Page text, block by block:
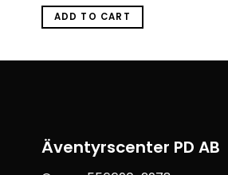
ADD TO CART
Äventyrscenter PD AB